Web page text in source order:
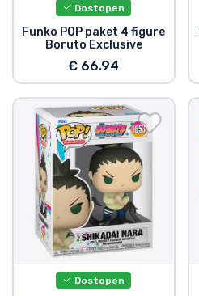
Dostopen
Funko POP paket 4 figure
Boruto Exclusive
€ 66.94
Dostopen